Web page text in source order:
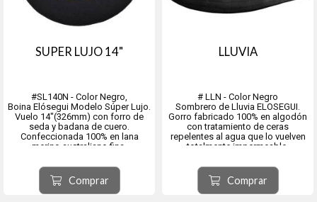
SUPER LUJO 14"
#SL140N - Color Negro,
Boina Elósegui Modelo Súper Lujo.
Vuelo 14"(326mm) con forro de
seda y badana de cuero.
Confeccionada 100% en lana
merino australiano fina.
Origen ciudad de Tolosa, provincia
de Guipúzcoa, comunidad
autónoma del País Vasco, España.
Comprar
LLUVIA
# LLN - Color Negro
Sombrero de Lluvia ELOSEGUI.
Gorro fabricado 100% en algodón
con tratamiento de ceras
repelentes al agua que lo vuelven
totalmente impermeable.
Origen ciudad de Tolosa, provincia
de Guipúzcoa comunidad
autónoma del País Vasco, España.
Comprar